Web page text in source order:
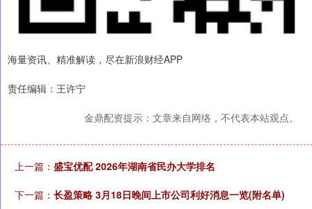
海量资讯、精准解读，尽在新浪财经APP
责任编辑：王许宁
金鼎配资提示：文章来自网络，不代表本站观点。
上一篇： 盛宝优配 2026年湖南省民办大学排名
下一篇： 长盈策略 3月18日晚间上市公司利好消息一览(附名单)